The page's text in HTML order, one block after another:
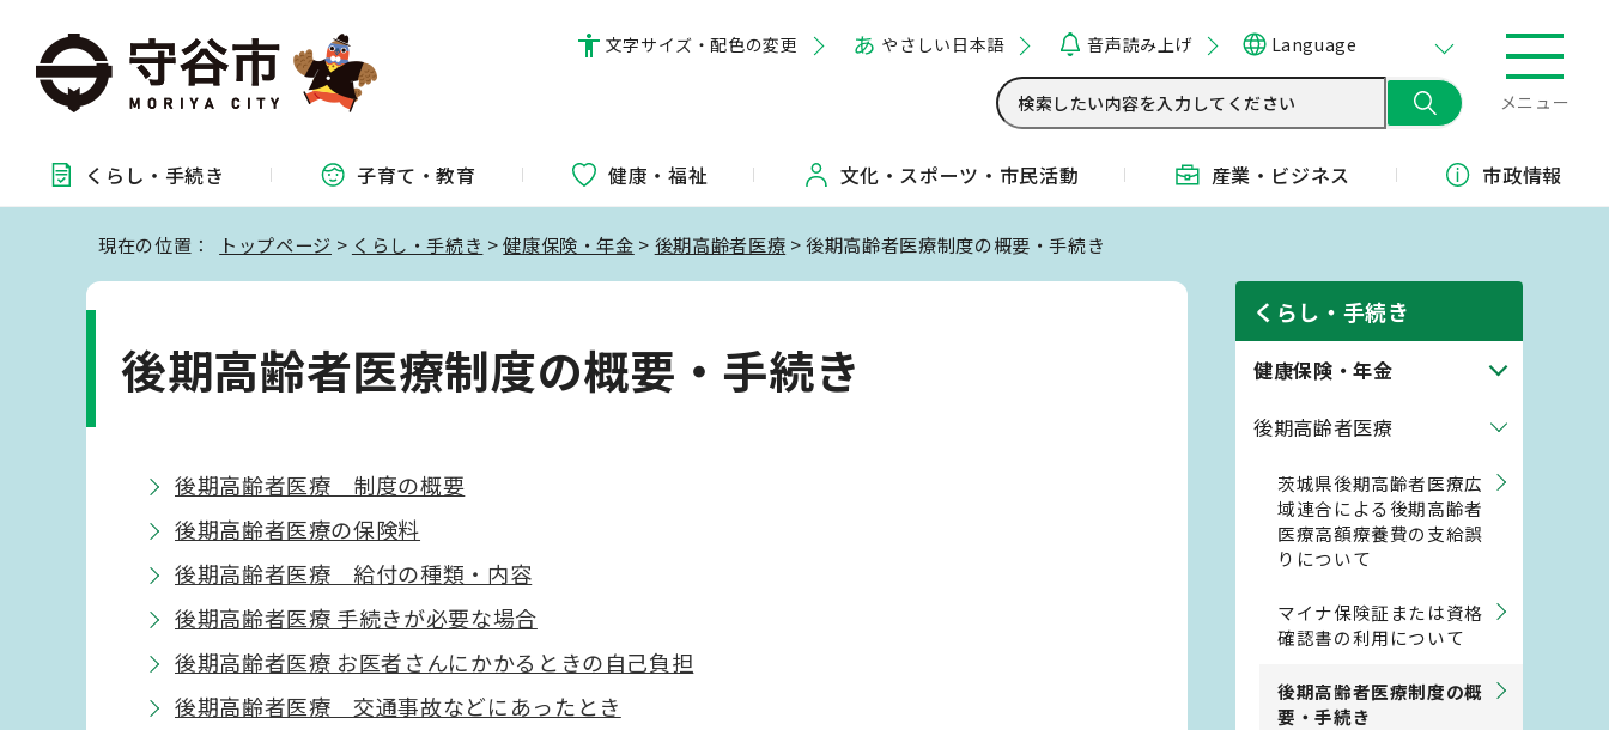
文字サイズ・配色の変更 やさしい日本語 音声読み上げ Language
メニュー
くらし・ 手続き 子育て・教育 健康・福祉 文化・ スポーツ・ 市民活動 産業・ ビジネス 市政情報
現在の位置： トップページ > くらし・手続き >健康保険・年金 > 後期高齢者医療 > 後期高齢者医療制度の概要・手続き
後期高齢者医療制度の概要・手続き
後期高齢者医療 制度の概要
後期高齢者医療の保険料
後期高齢者医療 給付の種類・内容
後期高齢者医療 手続きが必要な場合
後期高齢者医療 お医者さんにかかるときの自己負担
後期高齢者医療 交通事故などにあったとき
くらし・手続き
健康保険・年金
後期高齢者医療
茨城県後期高齢者医療広
域連合による後期高齢者
医療高額療養費の支給誤
りについて
マイナ保険証または資格
確認書の利用について
後期高齢者医療制度の概
要・手続き